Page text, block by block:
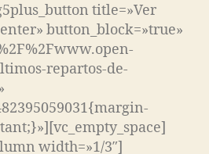
title=»Ver
button_block=»true»
repartos-de-
width=»1/3″]